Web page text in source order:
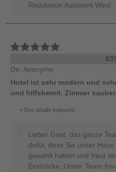
Reputation Assistent West
De: Anonyme
Hotel ist sehr modern und
und hilfsbereit. Zimmer
Des détails indiquent
Lieber Gast, das ganze
dafür, dass Sie unser
gewählt haben und freut
Eindrücke. Unser Team